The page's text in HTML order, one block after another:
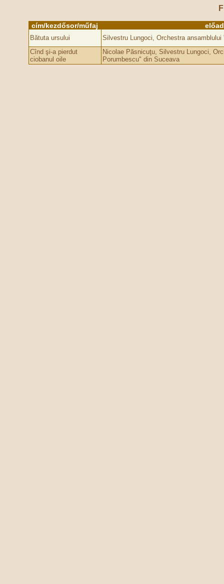
cím/kezdősor/műfaj
Bătuta ursului
Silvestru Lungoci, Orchestra
Cînd şi-a pierdut
ciobanul oile
Nicolae Păsnicuţu, Silvestru Lungoci,
Porumbescu" din Suceava